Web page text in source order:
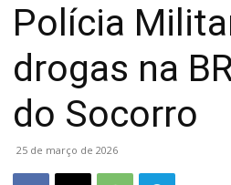
Polícia
drogas na
do Socorro
25 de março de 2026